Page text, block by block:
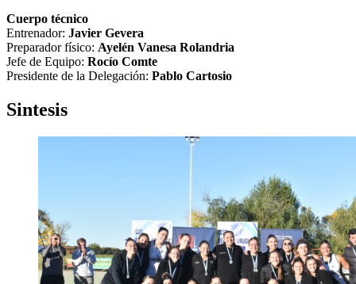
Cuerpo técnico
Entrenador: Javier Gevera
Preparador físico: Ayelén Vanesa Rolandria
Jefe de Equipo: Rocío Comte
Presidente de la Delegación: Pablo Cartosio
Sintesis